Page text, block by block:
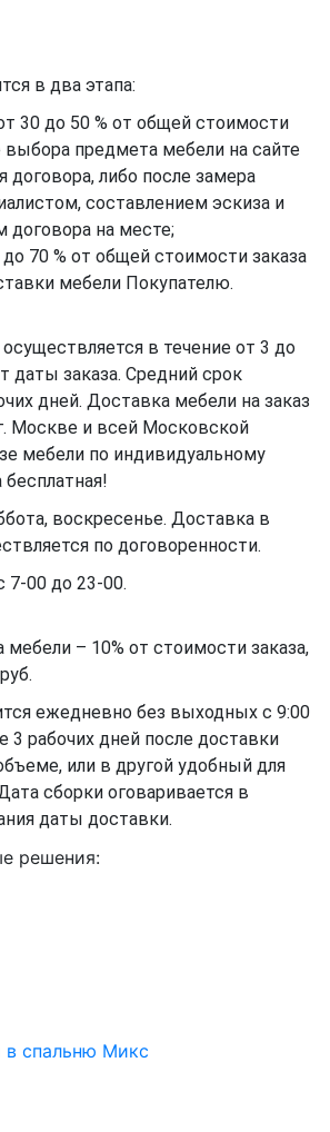
в два этапа:
30 до 50 % от общей стоимости
выбора предмета мебели на сайте
договора, либо после замера
составлением эскиза и
договора на месте;
до 70 % от общей стоимости заказа
мебели Покупателю.
в течение от 3 до
даты заказа. Средний срок
дней. Доставка мебели на заказ
Москве и всей Московской
мебели по индивидуальному
воскресенье. Доставка в
по договоренности.
7-00 до 23-00.
– 10% от стоимости заказа,
ежедневно без выходных с 9:00
3 рабочих дней после доставки
или в другой удобный для
сборки оговаривается в
даты доставки.
решения:
спальню Микс